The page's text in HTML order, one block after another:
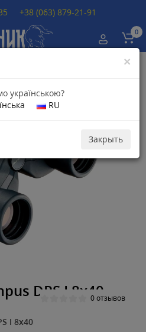
0
×
українською?
RU
Закрыть
DPS I 8x400 отзывов
I 8x40
+38 (063) 879-21-91